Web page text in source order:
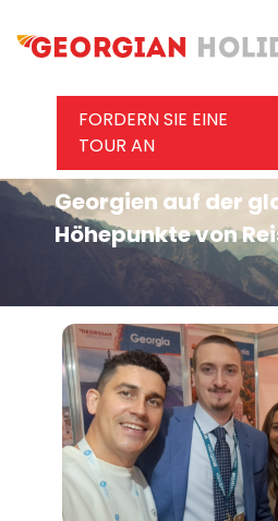
FORDERN SIE EINE
TOUR AN
Georgien auf der
Höhepunkte von